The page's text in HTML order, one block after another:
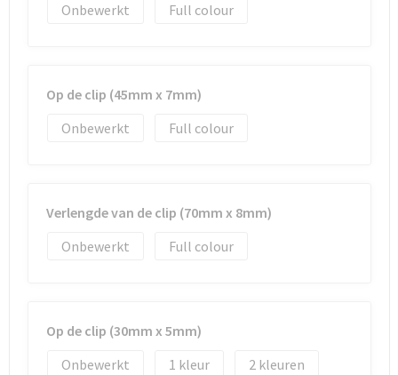
Onbewerkt
Full colour
Op de clip (45mm x 7mm)
Onbewerkt
Full colour
Verlengde van de clip (70mm x 8mm)
Onbewerkt
Full colour
Op de clip (30mm x 5mm)
Onbewerkt
1
2